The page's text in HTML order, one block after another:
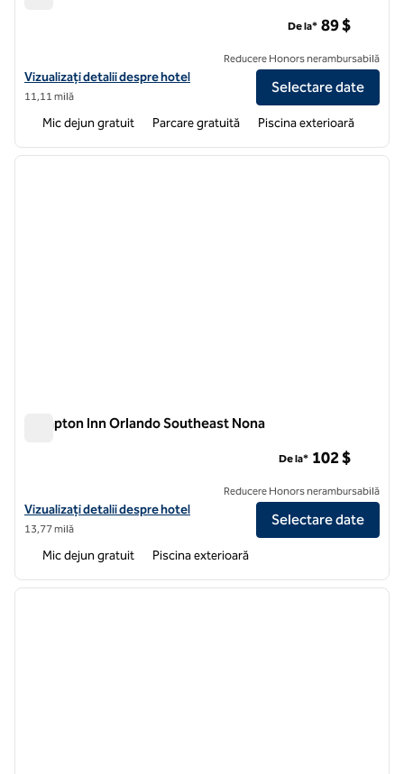
Vizualizați detaliile hotelului Hampton Inn by Hilton Ocoee Orlando
Vizualizați detalii despre hotel
11,11 milă
De la* 89 $
Reducere Honors nerambursabilă
Selectare date
Mic dejun gratuit Parcare gratuită Piscina exterioară
1 din 12
Hampton Inn Orlando Southeast Nona
Vizualizați detaliile hotelului Hampton Inn Orlando Southeast Nona
Vizualizați detalii despre hotel
13,77 milă
De la* 102 $
Reducere Honors nerambursabilă
Selectare date
Mic dejun gratuit Piscina exterioară
1 din 12